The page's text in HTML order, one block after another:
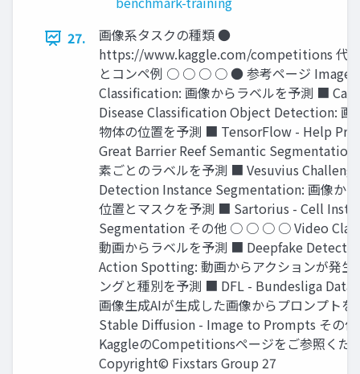
27.
画像系タスクの種類 ●
https://www.kaggle.com/competitions 代
とコンペ例 ○ ○ ○ ○ ● 参考ページ Image
Classification: 画像からラベルを予測 ■
Disease Classification Object Detection: 画
物体の位置を予測 ■ TensorFlow - Help
Great Barrier Reef Semantic
素ごとのラベルを予測 ■ Vesuvius
Detection Instance Segmentation: 画像か
位置とマスクを予測 ■ Sartorius - Cell
Segmentation その他 ○ ○ ○ ○ Video
動画からラベルを予測 ■ Deepfake
Action Spotting: 動画からアクションが発生
ングと種別を予測 ■ DFL - Bundesliga
画像生成AIが生成した画像からプロンプト
Stable Diffusion - Image to Prompts その他
KaggleのCompetitionsページをご参照くだ
Copyright© Fixstars Group 27